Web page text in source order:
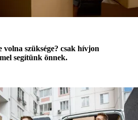
volna szüksége? csak hívjon
segítünk önnek.